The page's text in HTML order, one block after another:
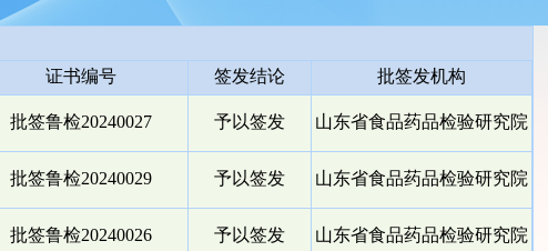
证书编号 签发结论 批签发机构
批签鲁检20240027 予以签发 山东省食品药品检验研究院
批签鲁检20240029 予以签发 山东省食品药品检验研究院
批签鲁检20240026 予以签发 山东省食品药品检验研究院